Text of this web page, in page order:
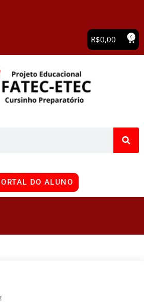
R$0,00 0
DO ALUNO